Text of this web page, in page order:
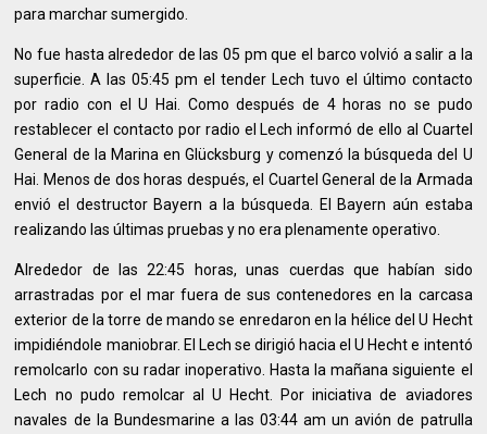
para marchar sumergido.
No fue hasta alrededor de las 05 pm que el barco volvió a salir a la
superficie. A las 05:45 pm el tender Lech tuvo el último contacto
por radio con el U Hai. Como después de 4 horas no se pudo
restablecer el contacto por radio el Lech informó de ello al Cuartel
General de la Marina en Glücksburg y comenzó la búsqueda del U
Hai. Menos de dos horas después, el Cuartel General de la Armada
envió el destructor Bayern a la búsqueda. El Bayern aún estaba
realizando las últimas pruebas y no era plenamente operativo.
Alrededor de las 22:45 horas, unas cuerdas que habían sido
arrastradas por el mar fuera de sus contenedores en la carcasa
exterior de la torre de mando se enredaron en la hélice del U Hecht
impidiéndole maniobrar. El Lech se dirigió hacia el U Hecht e intentó
remolcarlo con su radar inoperativo. Hasta la mañana siguiente el
Lech no pudo remolcar al U Hecht. Por iniciativa de aviadores
navales de la Bundesmarine a las 03:44 am un avión de patrulla